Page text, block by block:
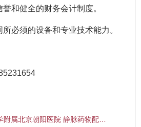
健全的财务会计制度。
须的设备和专业技术能力。
附属北京朝阳医院 静脉药物配…